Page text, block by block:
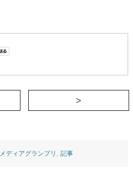
＜ 「なにもしていないのに、どうして私
メディアグランプリ , 記事